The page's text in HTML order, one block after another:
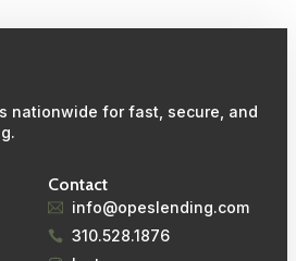
nationwide for fast, secure, and
Contact
info@opeslending.com
310.528.1876